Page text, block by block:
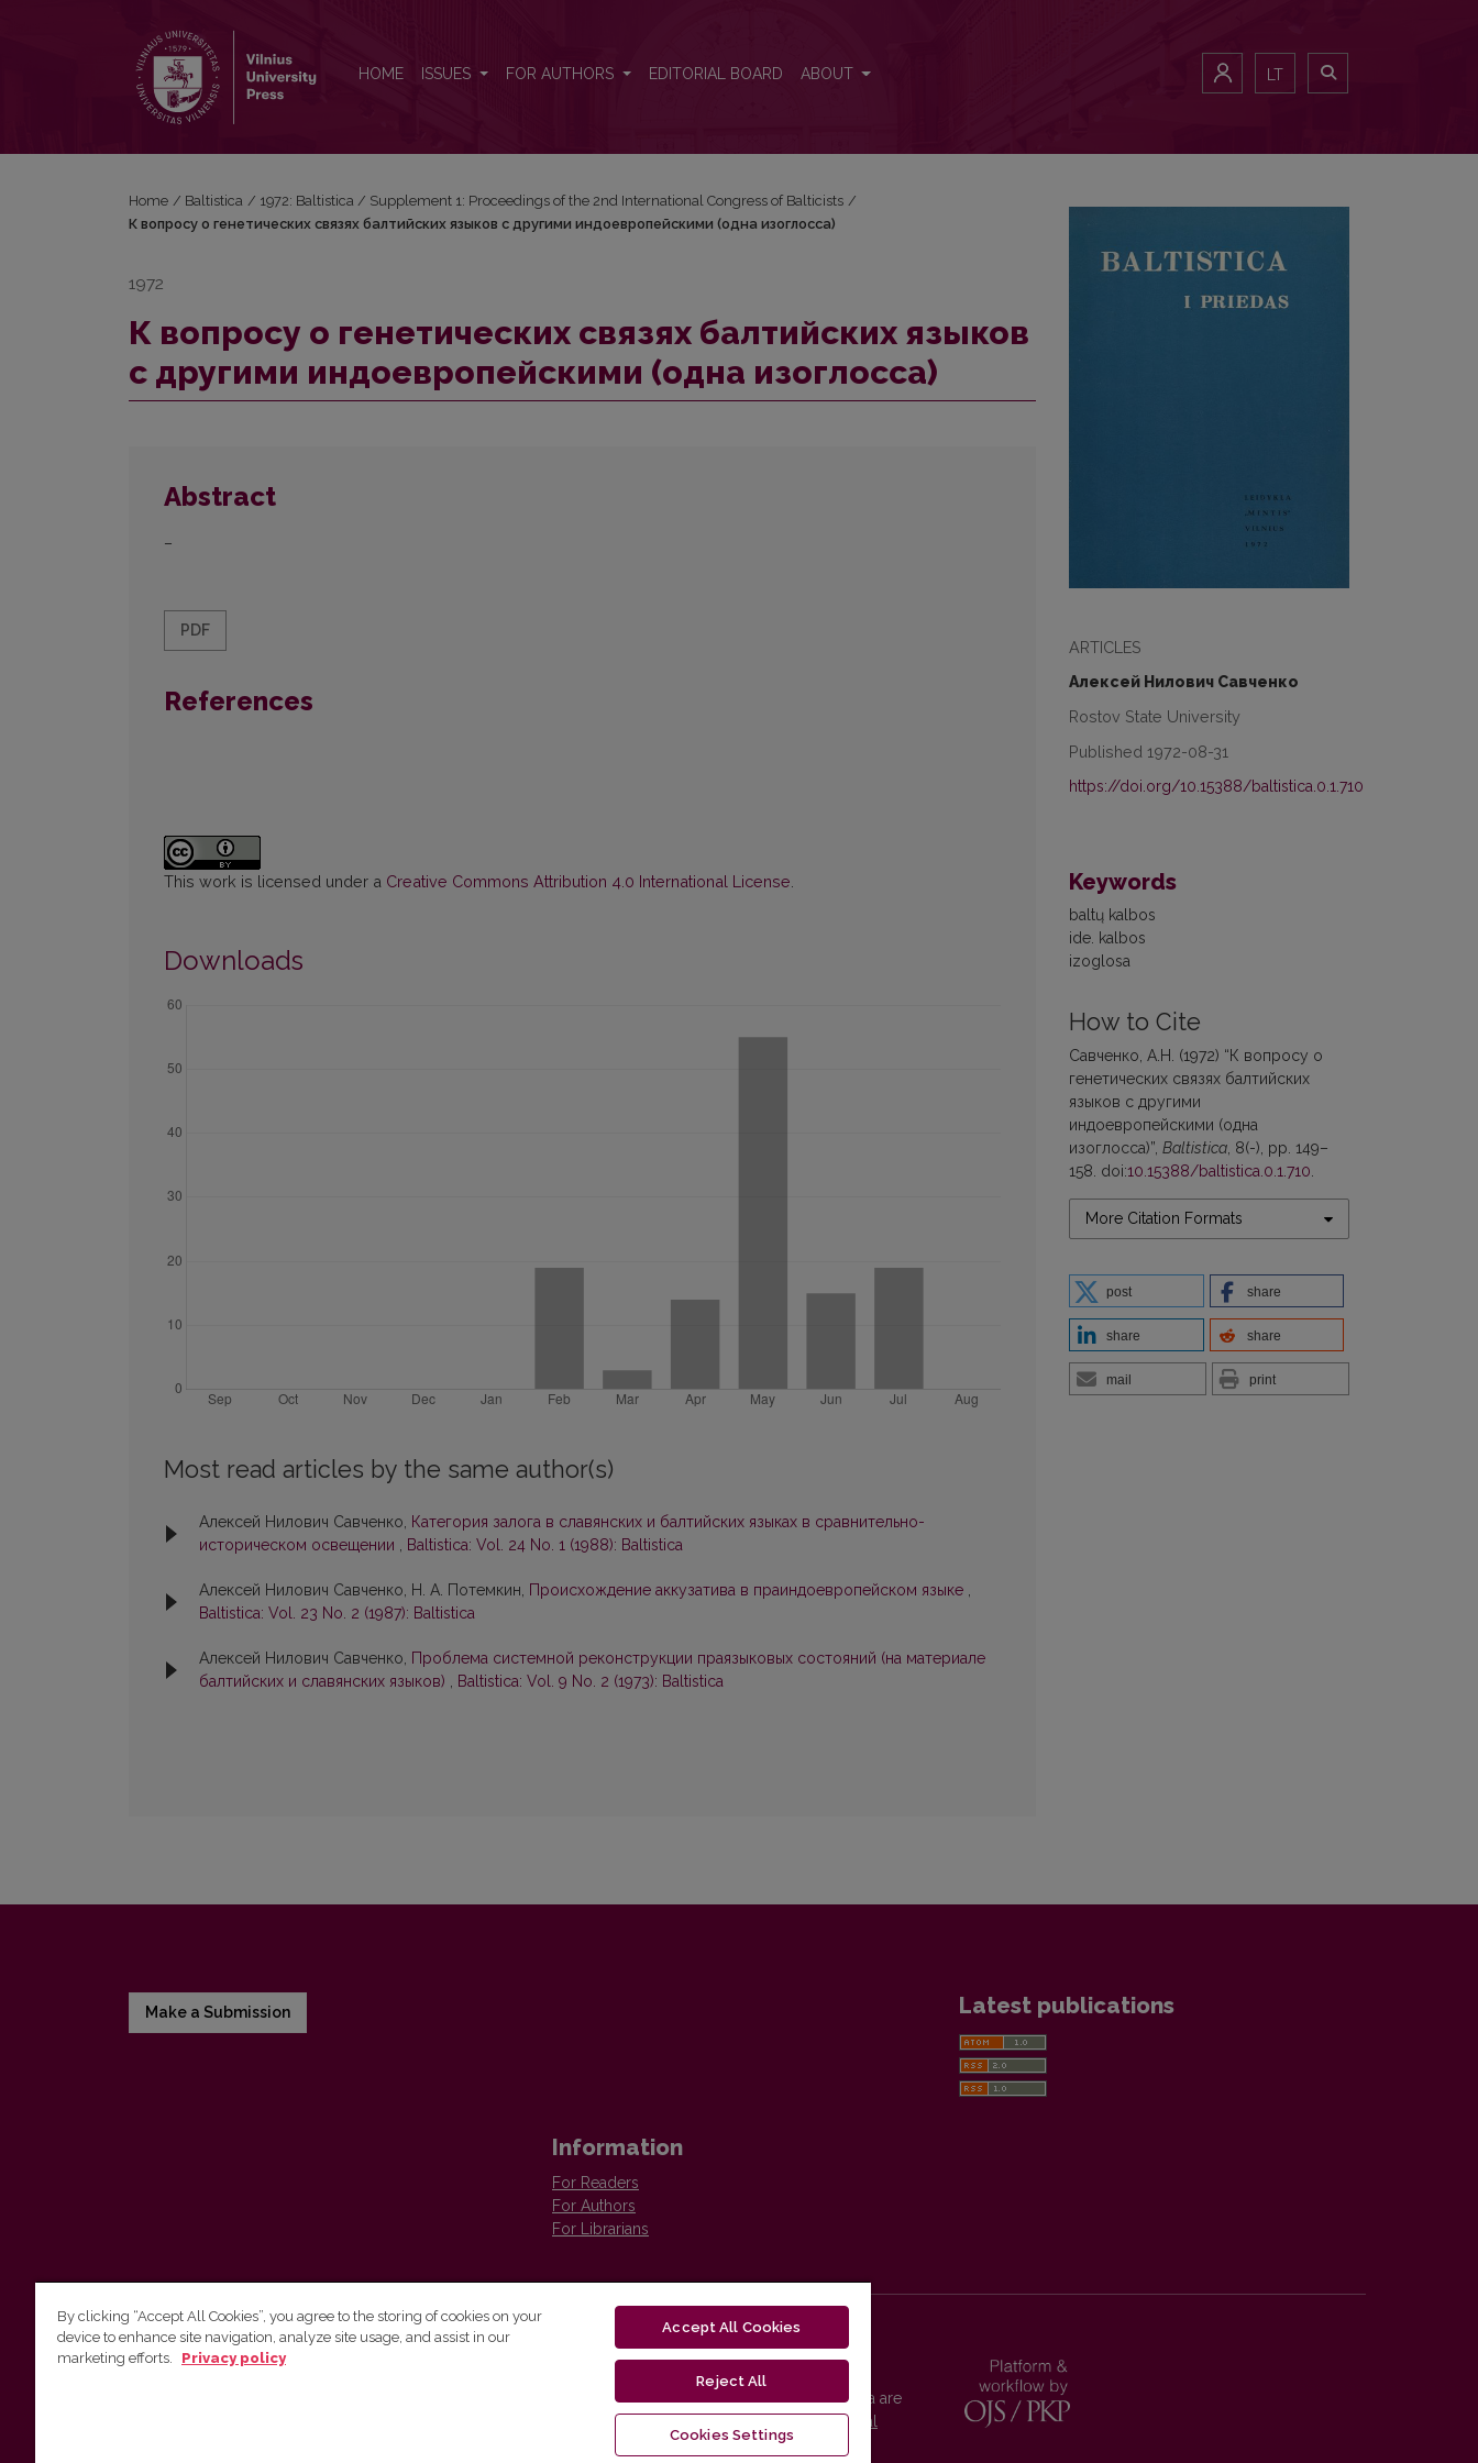
HOME ISSUES FOR AUTHORS EDITORIAL BOARD ABOUT LT
ARTICLES
Алексей Нилович Савченко
Rostov State University
Published 1972-08-31
https://doi.org/10.15388/baltistica.0.1.710
Keywords
baltų kalbos
ide. kalbos
izoglosa
How to Cite
Савченко, А.Н. (1972) “К вопросу о
генетических связях балтийских
языков с другими
индоевропейскими (одна
изоглосса)”, Baltistica, 8(-), pp. 149–
158. doi:10.15388/baltistica.0.1.710.
More Citation Formats
post share
share share
mail print
Home / Baltistica / 1972: Baltistica / Supplement 1: Proceedings of the 2nd International Congress of Balticists /
К вопросу о генетических связях балтийских языков с другими индоевропейскими (одна изоглосса)
1972
К вопросу о генетических связях балтийских языков
с другими индоевропейскими (одна изоглосса)
Abstract
–
PDF
References
This work is licensed under a Creative Commons Attribution 4.0 International License
Downloads
Most read articles by the same author(s)
Алексей Нилович Савченко, Категория залога в славянских и балтийских языках в сравнительно-
историческом освещении , Baltistica: Vol. 24 No. 1 (1988): Baltistica
Алексей Нилович Савченко, Н. А. Потемкин, Происхождение аккузатива в праиндоевропейском языке ,
Baltistica: Vol. 23 No. 2 (1987): Baltistica
Алексей Нилович Савченко, Проблема системной реконструкции праязыковых состояний (на материале
балтийских и славянских языков) , Baltistica: Vol. 9 No. 2 (1973): Baltistica
Make a Submission Latest publications
Information
For Readers
For Authors
For Librarians
Vilnius University Press
Vilnius University Press platform and metadata are
distributed by
Creative Commons International
By clicking “Accept All Cookies”, you agree to the storing of cookies on your
device to enhance site navigation, analyze site usage, and assist in our
marketing efforts.
Privacy policy
Accept All Cookies
Reject All
Cookies Settings